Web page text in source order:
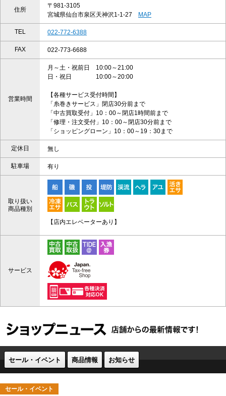
住所
〒981-3105
宮城県仙台市泉区天神沢1-1-27
MAP
TEL 022-772-6388
FAX 022-773-6688
営業時間
月～土・祝前日 10:00～21:00
日・祝日 10:00～20:00
【各種サービス受付時間】
「糸巻きサービス」閉店30分前まで
「中古買取受付」10：00～閉店1時間前まで
「修理・注文受付」10：00～閉店30分前まで
「ショッピングローン」10：00～19：30まで
定休日 無し
駐車場 有り
取り扱い
商品種別
【店内エレベーターあり】
サービス
セール・イベント 商品情報 お知らせ
セール・イベント